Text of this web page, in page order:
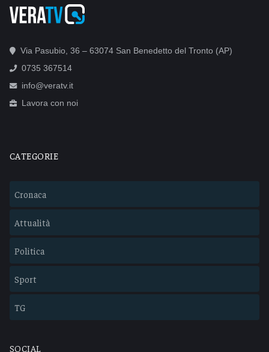
Via Pasubio, 36 – 63074 San Benedetto del Tronto (AP)
0735 367514
info@veratv.it
Lavora con noi
CATEGORIE
Cronaca
Attualità
Politica
Sport
TG
SOCIAL